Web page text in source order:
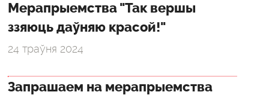
Мерапрыемства "Так вершы
ззяюць даўняю красой!"
24 траўня 2024
Запрашаем на мерапрыемства